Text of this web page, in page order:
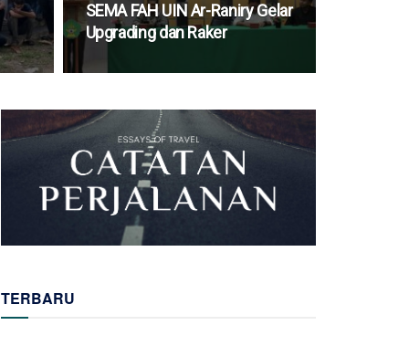
SEMA FAH UIN Ar-Raniry Gelar
Upgrading dan Raker
TERBARU